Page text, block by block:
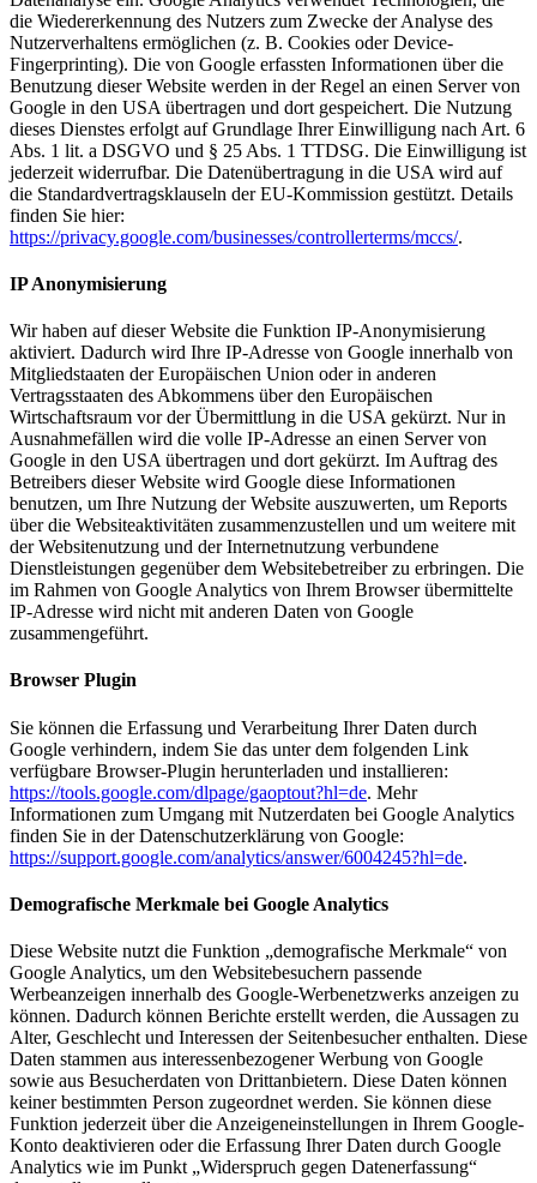
die Wiedererkennung des Nutzers zum Zwecke der Analyse des
Nutzerverhaltens ermöglichen (z. B. Cookies oder Device-
Fingerprinting). Die von Google erfassten Informationen über die
Benutzung dieser Website werden in der Regel an einen Server von
Google in den USA übertragen und dort gespeichert. Die Nutzung
dieses Dienstes erfolgt auf Grundlage Ihrer Einwilligung nach Art. 6
Abs. 1 lit. a DSGVO und § 25 Abs. 1 TTDSG. Die Einwilligung ist
jederzeit widerrufbar. Die Datenübertragung in die USA wird auf
die Standardvertragsklauseln der EU-Kommission gestützt. Details
finden Sie hier:
https://privacy.google.com/businesses/controllerterms/mccs/.
IP Anonymisierung
Wir haben auf dieser Website die Funktion IP-Anonymisierung
aktiviert. Dadurch wird Ihre IP-Adresse von Google innerhalb von
Mitgliedstaaten der Europäischen Union oder in anderen
Vertragsstaaten des Abkommens über den Europäischen
Wirtschaftsraum vor der Übermittlung in die USA gekürzt. Nur in
Ausnahmefällen wird die volle IP-Adresse an einen Server von
Google in den USA übertragen und dort gekürzt. Im Auftrag des
Betreibers dieser Website wird Google diese Informationen
benutzen, um Ihre Nutzung der Website auszuwerten, um Reports
über die Websiteaktivitäten zusammenzustellen und um weitere mit
der Websitenutzung und der Internetnutzung verbundene
Dienstleistungen gegenüber dem Websitebetreiber zu erbringen. Die
im Rahmen von Google Analytics von Ihrem Browser übermittelte
IP-Adresse wird nicht mit anderen Daten von Google
zusammengeführt.
Browser Plugin
Sie können die Erfassung und Verarbeitung Ihrer Daten durch
Google verhindern, indem Sie das unter dem folgenden Link
verfügbare Browser-Plugin herunterladen und installieren:
https://tools.google.com/dlpage/gaoptout?hl=de. Mehr
Informationen zum Umgang mit Nutzerdaten bei Google Analytics
finden Sie in der Datenschutzerklärung von Google:
https://support.google.com/analytics/answer/6004245?hl=de.
Demografische Merkmale bei Google Analytics
Diese Website nutzt die Funktion „demografische Merkmale“ von
Google Analytics, um den Websitebesuchern passende
Werbeanzeigen innerhalb des Google-Werbenetzwerks anzeigen zu
können. Dadurch können Berichte erstellt werden, die Aussagen zu
Alter, Geschlecht und Interessen der Seitenbesucher enthalten. Diese
Daten stammen aus interessenbezogener Werbung von Google
sowie aus Besucherdaten von Drittanbietern. Diese Daten können
keiner bestimmten Person zugeordnet werden. Sie können diese
Funktion jederzeit über die Anzeigeneinstellungen in Ihrem Google-
Konto deaktivieren oder die Erfassung Ihrer Daten durch Google
Analytics wie im Punkt „Widerspruch gegen Datenerfassung“